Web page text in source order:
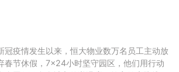
冠疫情发生以来，恒大物业数万名员工主动放
春节休假，7×24小时坚守园区，他们用行动